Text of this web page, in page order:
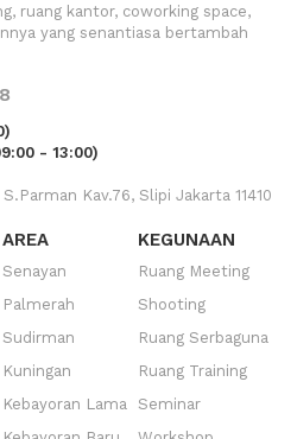
ruang kantor, coworking space,
yang senantiasa bertambah
- 13:00)
Kav.76, Slipi Jakarta 11410
AREA
Senayan
Palmerah
Sudirman
Kuningan
Kebayoran Lama
KEGUNAAN
Ruang Meeting
Shooting
Ruang Serbaguna
Ruang Training
Seminar